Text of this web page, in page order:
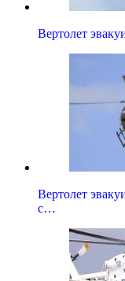
Вертолет
Вертолет
с…